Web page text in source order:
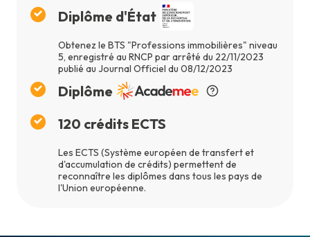
Diplôme d'État
Obtenez le BTS "Professions immobilières" niveau
5, enregistré au RNCP par arrêté du 22/11/2023
publié au Journal Officiel du 08/12/2023
Diplôme
120 crédits ECTS
Les ECTS (Système européen de transfert et
d'accumulation de crédits) permettent de
reconnaître les diplômes dans tous les pays de
l'Union européenne.